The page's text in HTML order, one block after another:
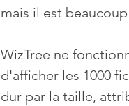
mais il est
WizTree ne
d'afficher les 1000
dur par la taille,